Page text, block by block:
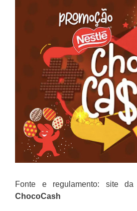
Fonte e regulamento: site da
ChocoCash